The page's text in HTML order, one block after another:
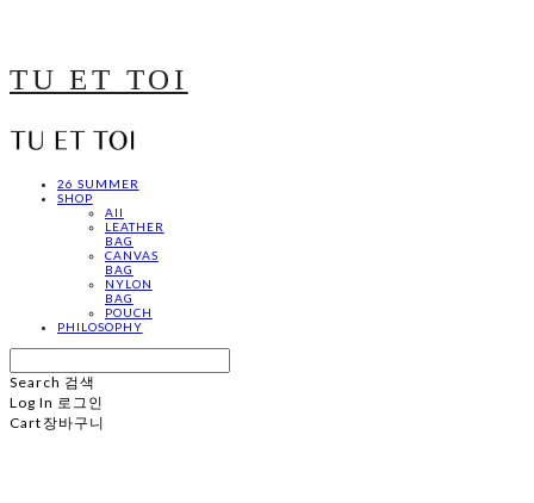
TU ET TOI
26 SUMMER
SHOP
All
LEATHER
BAG
CANVAS
BAG
NYLON
BAG
POUCH
PHILOSOPHY
Search 검색
Log In 로그인
Cart 장바구니